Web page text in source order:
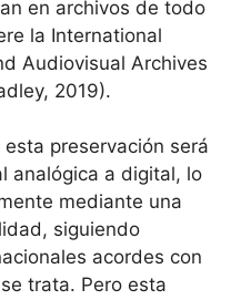
en archivos de todo
la International
Audiovisual Archives
2019).
preservación será
analógica a digital, lo
mediante una
siguiendo
acordes con
trata. Pero esta